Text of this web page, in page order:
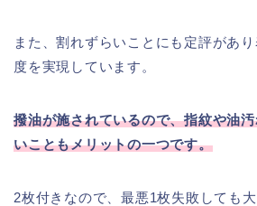
また、割れずらいことにも定評があ
度を実現しています。
撥油が施されているので、指紋や油
いこともメリットの一つです。
2枚付きなので、最悪1枚失敗しても